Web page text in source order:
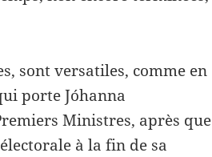
sont versatiles, comme en
porte Jóhanna
Ministres, après que
à la fin de sa